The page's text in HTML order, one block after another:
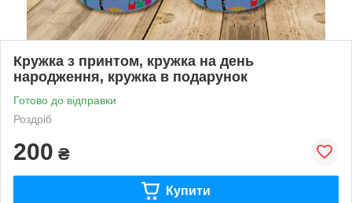
Кружка з принтом, кружка на день
народження, кружка в подарунок
Готово до відправки
Роздріб
200 ₴
Купити